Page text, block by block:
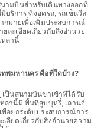
นามบินสำหรับเดินทางออกที่
ริการ ที่จอดรถ, รถเข็นวีล
กมายเพื่อเพิ่มประสบการณ์
ละเอียดเกี่ยวกับสิ่งอำนวย
หล่านี้
พมหานคร คือที่ใดบ้าง?
เป็นสนามบินขาเข้าที่ได้รับ
ล่านี้มี พื้นที่สูบบุหรี่, เลานจ์,
พื่อยกระดับประสบการณ์การ
อียดเกี่ยวกับสิ่งอำนวยความ